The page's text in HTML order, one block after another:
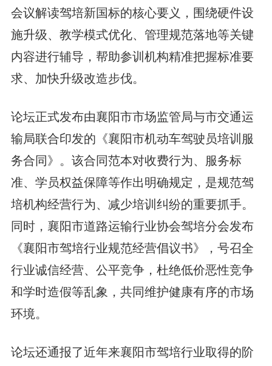
会议解读驾培新国标的核心要义，围绕硬件设
施升级、教学模式优化、管理规范落地等关键
内容进行辅导，帮助参训机构精准把握标准要
求、加快升级改造步伐。
论坛正式发布由襄阳市市场监管局与市交通运
输局联合印发的《襄阳市机动车驾驶员培训服
务合同》。该合同范本对收费行为、服务标
准、学员权益保障等作出明确规定，是规范驾
培机构经营行为、减少培训纠纷的重要抓手。
同时，襄阳市道路运输行业协会驾培分会发布
《襄阳市驾培行业规范经营倡议书》，号召全
行业诚信经营、公平竞争，杜绝低价恶性竞争
和学时造假等乱象，共同维护健康有序的市场
环境。
论坛还通报了近年来襄阳市驾培行业取得的阶